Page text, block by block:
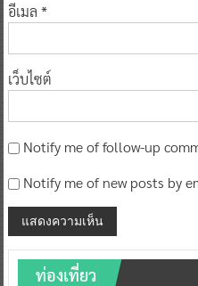
อีเมล *
เว็บไซต์
Notify me of follow-up
Notify me of new posts by
ท่องเที่ยว